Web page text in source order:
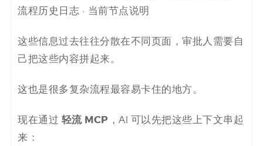
流程历史日志 · 当前节点说明
这些信息过去往往分散在不同页面，审批人需要自
己把这些内容拼起来。
这也是很多复杂流程最容易卡住的地方。
现在通过 轻流 MCP ，AI 可以先把这些上下文串起
来：